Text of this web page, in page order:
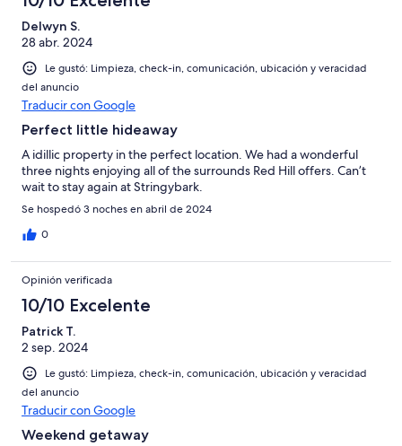
Delwyn S.
28 abr. 2024
Le gustó: Limpieza, check-in, comunicación, ubicación y veracidad
del anuncio
Traducir con Google
Perfect little hideaway
A idillic property in the perfect location. We had a wonderful
three nights enjoying all of the surrounds Red Hill offers. Can’t
wait to stay again at Stringybark.
Se hospedó 3 noches en abril de 2024
0
Opinión verificada
10/10 Excelente
Patrick T.
2 sep. 2024
Le gustó: Limpieza, check-in, comunicación, ubicación y veracidad
del anuncio
Traducir con Google
Weekend getaway